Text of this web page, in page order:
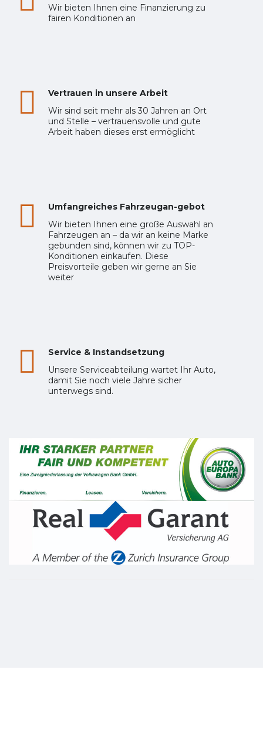
Wir bieten Ihnen eine Finanzierung zu
fairen Konditionen an
Vertrauen in unsere Arbeit
Wir sind seit mehr als 30 Jahren an Ort
und Stelle – vertrauensvolle und gute
Arbeit haben dieses erst ermöglicht
Umfangreiches Fahrzeugan-gebot
Wir bieten Ihnen eine große Auswahl an
Fahrzeugen an – da wir an keine Marke
gebunden sind, können wir zu TOP-
Konditionen einkaufen. Diese
Preisvorteile geben wir gerne an Sie
weiter
Service & Instandsetzung
Unsere Serviceabteilung wartet Ihr Auto,
damit Sie noch viele Jahre sicher
unterwegs sind.